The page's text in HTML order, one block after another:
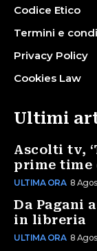
Codice Etico
Termini e
Privacy Policy
Cookies Law
Ultimi
Ascolti tv,
prime time
ULTIMA ORA 8
Da Pagani
in libreria
ULTIMA ORA 8